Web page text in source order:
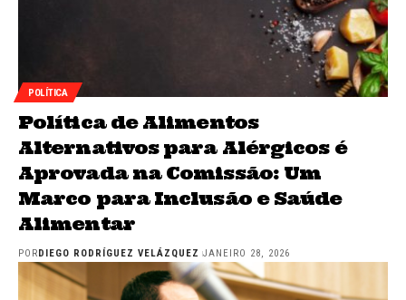
POLÍTICA
Política de Alimentos
Alternativos para Alérgicos é
Aprovada na Comissão: Um
Marco para Inclusão e Saúde
Alimentar
POR DIEGO RODRÍGUEZ VELÁZQUEZ JANEIRO 28, 2026